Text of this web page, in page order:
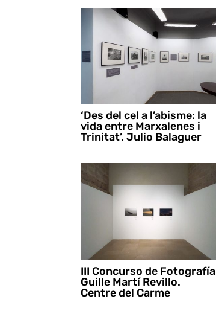
‘Des del cel a l’abisme: la
vida entre Marxalenes i
Trinitat’. Julio Balaguer
III Concurso de Fotografía
Guille Martí Revillo.
Centre del Carme